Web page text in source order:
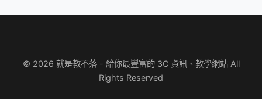
© 2026 就是教不落 - 給你最豐富的 3C 資訊、教學網站 All
Rights Reserved